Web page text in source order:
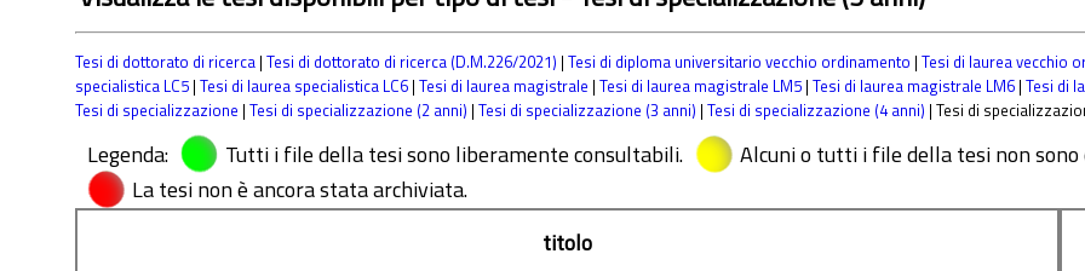
Tesi di dottorato di ricerca | Tesi di dottorato di ricerca (D.M.226/2021) | Tesi di diploma universitario vecchio ordinamento | Tesi di laurea vecchio
specialistica LC5 | Tesi di laurea specialistica LC6 | Tesi di laurea magistrale | Tesi di laurea magistrale LM5 | Tesi di laurea magistrale LM6 | Tesi di
Tesi di specializzazione | Tesi di specializzazione (2 anni) | Tesi di specializzazione (3 anni) | Tesi di specializzazione (4 anni) | Tesi di
Legenda: Tutti i file della tesi sono liberamente consultabili.
Alcuni o tutti i file della tesi non
La tesi non è ancora stata archiviata.
titolo